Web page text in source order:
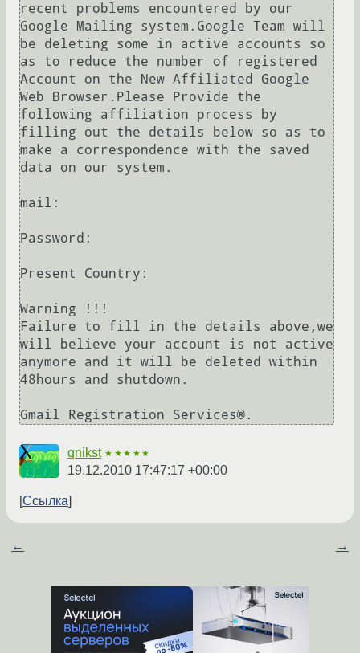
recent problems encountered by our
Google Mailing system.Google Team will
be deleting some in active accounts so
as to reduce the number of registered
Account on the New Affiliated Google
Web Browser.Please Provide the
following affiliation process by
filling out the details below so as to
make a correspondence with the saved
data on our system.
mail:
Password:
Present Country:
Warning !!!
Failure to fill in the details above,we
will believe your account is not active
anymore and it will be deleted within
48hours and shutdown.
Gmail Registration Services®.
qnikst ★★★★★
19.12.2010 17:47:17 +00:00
Ссылка
← →